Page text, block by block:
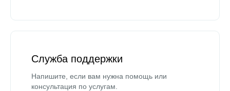
Служба поддержки
Напишите, если вам нужна помощь или
консультация по услугам.